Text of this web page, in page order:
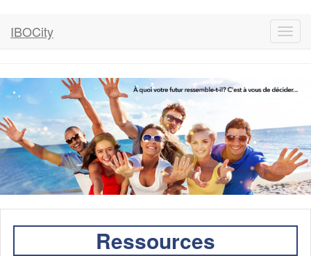
IBOCity
Ressources